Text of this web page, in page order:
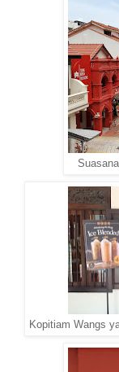
Kopitiam Wangs